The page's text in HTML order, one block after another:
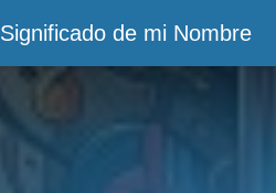
Significado de mi Nombre